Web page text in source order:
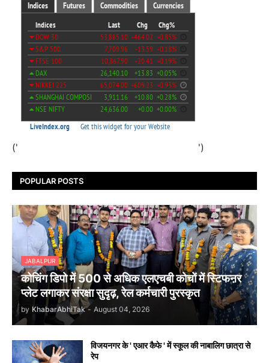
(' ')
POPULAR POSTS
JABALPUR
कोचिंग डिपो में 500 से अधिक एलएचबी कोचों में स्टिफऩर
प्लेट लगाकर संरक्षा सुदृढ़, रेल कर्मचारी पुरस्कृत
by KhabarAbhiTak - August 04, 2026
विजयनगर के ' एआर कैफे ' में स्कूल की नाबालिग छात्रा से
रेप